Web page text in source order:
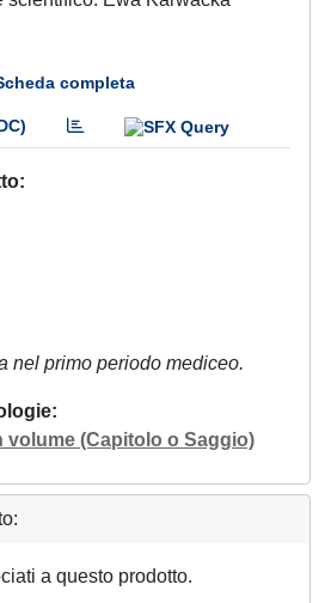
completa
nel primo periodo mediceo.
volume (Capitolo o Saggio)
a questo prodotto.